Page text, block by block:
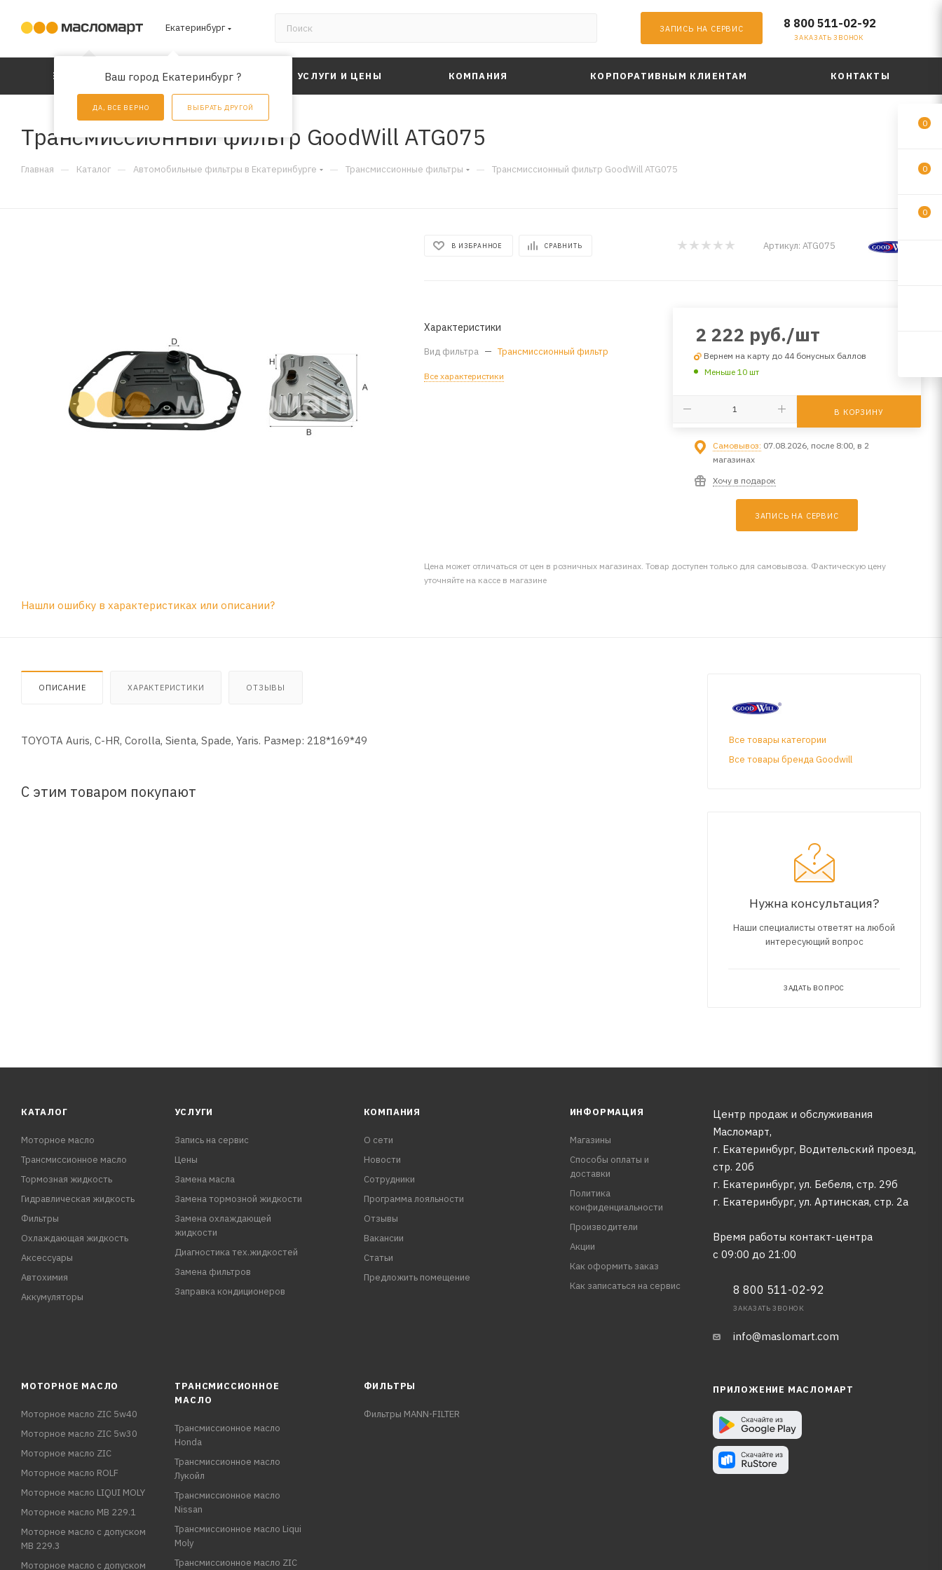
Екатеринбург
Ваш город Екатеринбург ?
ДА, ВСЕ ВЕРНО ВЫБРАТЬ ДРУГОЙ
ЗАПИСЬ НА СЕРВИС 8 800 511-02-92
ЗАКАЗАТЬ ЗВОНОК
КАТАЛОГ АКЦИИ УСЛУГИ И ЦЕНЫ КОМПАНИЯ КОРПОРАТИВНЫМ КЛИЕНТАМ КОНТАКТЫ
Трансмиссионный фильтр GoodWill ATG075
Главная — Каталог — Автомобильные фильтры в Екатеринбурге — Трансмиссионные фильтры — Трансмиссионный фильтр GoodWill ATG075
В ИЗБРАННОЕ СРАВНИТЬ Артикул: ATG075
Характеристики
Вид фильтра — Трансмиссионный фильтр
Все характеристики
2 222 руб./шт
Вернем на карту до 44 бонусных баллов
Меньше 10 шт
В КОРЗИНУ
Самовывоз: 07.08.2026, после 8:00, в 2
магазинах
Хочу в подарок
ЗАПИСЬ НА СЕРВИС
Цена может отличаться от цен в розничных магазинах. Товар доступен только для самовывоза. Фактическую цену
уточняйте на кассе в магазине
Нашли ошибку в характеристиках или описании?
ОПИСАНИЕ ХАРАКТЕРИСТИКИ ОТЗЫВЫ
TOYOTA Auris, C-HR, Corolla, Sienta, Spade, Yaris. Размер: 218*169*49
С этим товаром покупают
Все товары категории
Все товары бренда Goodwill
Нужна консультация?
Наши специалисты ответят на любой
интересующий вопрос
ЗАДАТЬ ВОПРОС
КАТАЛОГ
Моторное масло
Трансмиссионное масло
Тормозная жидкость
Гидравлическая жидкость
Фильтры
Охлаждающая жидкость
Аксессуары
Автохимия
Аккумуляторы
УСЛУГИ
Запись на сервис
Цены
Замена масла
Замена тормозной жидкости
Замена охлаждающей
жидкости
Диагностика тех.жидкостей
Замена фильтров
Заправка кондиционеров
КОМПАНИЯ
О сети
Новости
Сотрудники
Программа лояльности
Отзывы
Вакансии
Статьи
Предложить помещение
ИНФОРМАЦИЯ
Магазины
Способы оплаты и
доставки
Политика
конфиденциальности
Производители
Акции
Как оформить заказ
Как записаться на сервис
Центр продаж и обслуживания
Масломарт,
г. Екатеринбург, Водительский проезд,
стр. 20б
г. Екатеринбург, ул. Бебеля, стр. 29б
г. Екатеринбург, ул. Артинская, стр. 2а
Время работы контакт-центра
с 09:00 до 21:00
8 800 511-02-92
ЗАКАЗАТЬ ЗВОНОК
info@maslomart.com
МОТОРНОЕ МАСЛО
Моторное масло ZIC 5w40
Моторное масло ZIC 5w30
Моторное масло ZIC
Моторное масло ROLF
Моторное масло LIQUI MOLY
Моторное масло MB 229.1
Моторное масло с допуском
MB 229.3
Моторное масло с допуском
ТРАНСМИССИОННОЕ
МАСЛО
Трансмиссионное масло
Honda
Трансмиссионное масло
Лукойл
Трансмиссионное масло
Nissan
Трансмиссионное масло Liqui
Moly
Трансмиссионное масло ZIC
ФИЛЬТРЫ
Фильтры MANN-FILTER
ПРИЛОЖЕНИЕ МАСЛОМАРТ
0
0
0